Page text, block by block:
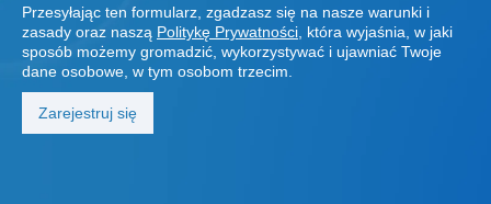
Przesyłając ten formularz, zgadzasz się na nasze warunki i
zasady oraz naszą Politykę Prywatności , która wyjaśnia, w jaki
sposób możemy gromadzić, wykorzystywać i ujawniać Twoje
dane osobowe, w tym osobom trzecim.